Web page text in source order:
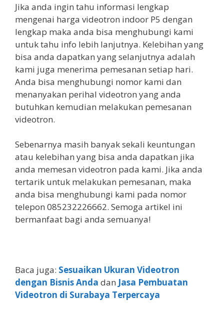
Jika anda ingin tahu informasi lengkap
mengenai harga videotron indoor P5 dengan
lengkap maka anda bisa menghubungi kami
untuk tahu info lebih lanjutnya. Kelebihan yang
bisa anda dapatkan yang selanjutnya adalah
kami juga menerima pemesanan setiap hari.
Anda bisa menghubungi nomor kami dan
menanyakan perihal videotron yang anda
butuhkan kemudian melakukan pemesanan
videotron.
Sebenarnya masih banyak sekali keuntungan
atau kelebihan yang bisa anda dapatkan jika
anda memesan videotron pada kami. Jika anda
tertarik untuk melakukan pemesanan, maka
anda bisa menghubungi kami pada nomor
telepon 085232226662. Semoga artikel ini
bermanfaat bagi anda semuanya!
Baca juga: Sesuaikan Ukuran Videotron
dengan Bisnis Anda dan Jasa Pembuatan
Videotron di Surabaya Terpercaya